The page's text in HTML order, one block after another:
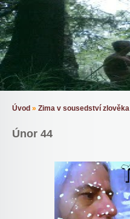
Úvod » Zima v sousedství zlověka
Únor 44